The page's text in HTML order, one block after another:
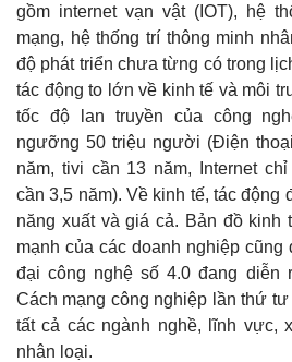
gồm internet vạn vật (IOT), hệ
mạng, hệ thống trí thông minh
độ phát triển chưa từng có trong
tác động to lớn về kinh tế và môi
tốc độ lan truyền của công
ngưỡng 50 triệu người (Điện
năm, tivi cần 13 năm, Internet
cần 3,5 năm). Về kinh tế, tác động
năng xuất và giá cả. Bản đồ
mạnh của các doanh nghiệp
đại công nghệ số 4.0 đang diễn
Cách mạng công nghiệp lần thứ
tất cả các ngành nghề, lĩnh vực,
nhân loại.